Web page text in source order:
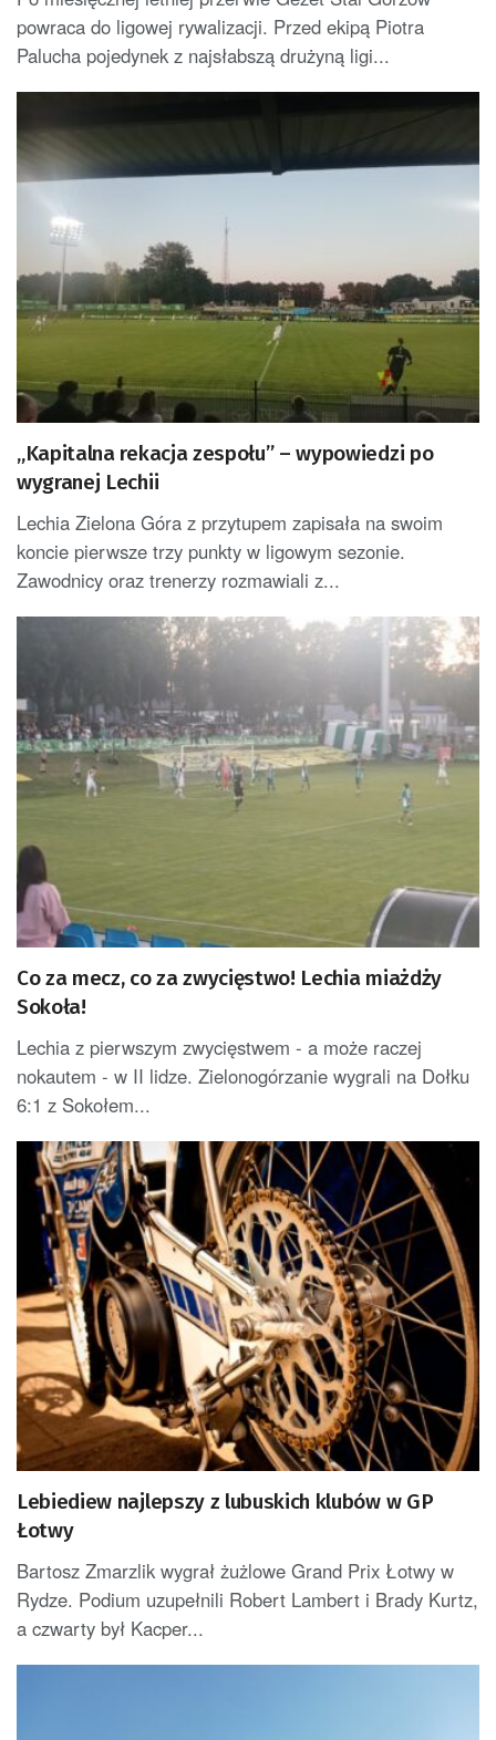
powraca do ligowej rywalizacji. Przed ekipą Piotra
Palucha pojedynek z najsłabszą drużyną ligi...
„Kapitalna rekacja zespołu” – wypowiedzi po
wygranej Lechii
Lechia Zielona Góra z przytupem zapisała na swoim
koncie pierwsze trzy punkty w ligowym sezonie.
Zawodnicy oraz trenerzy rozmawiali z...
Co za mecz, co za zwycięstwo! Lechia miażdży
Sokoła!
Lechia z pierwszym zwycięstwem - a może raczej
nokautem - w II lidze. Zielonogórzanie wygrali na Dołku
6:1 z Sokołem...
Lebiediew najlepszy z lubuskich klubów w GP
Łotwy
Bartosz Zmarzlik wygrał żużlowe Grand Prix Łotwy w
Rydze. Podium uzupełnili Robert Lambert i Brady Kurtz,
a czwarty był Kacper...